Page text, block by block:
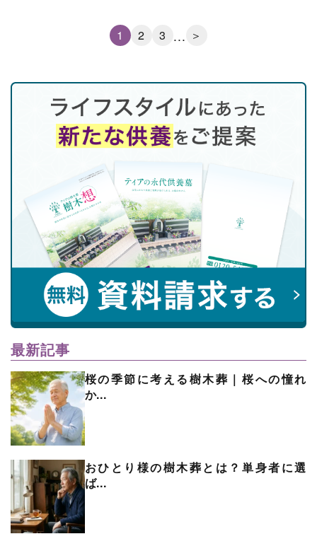
1 2 3 ... ＞
最新記事
桜の季節に考える樹木葬｜桜への憧れ
か...
おひとり様の樹木葬とは？単身者に選
ば...